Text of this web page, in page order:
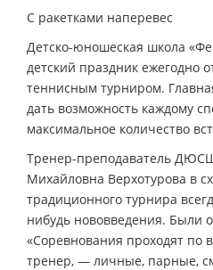
С ракетками наперевес
Детско-юношеская школа
детский праздник ежегодно
теннисным турниром.
дать возможность каждому
максимальное количество
Тренер-преподаватель
Михайловна Верхотурова в
традиционного турнира
нибудь нововведения. Были
«Соревнования проходят по
тренер, — личные, парные,